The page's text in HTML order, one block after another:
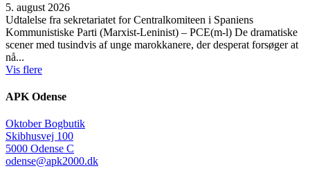
5. august 2026
Udtalelse fra sekretariatet for Centralkomiteen i Spaniens
Kommunistiske Parti (Marxist-Leninist) – PCE(m-l) De dramatiske
scener med tusindvis af unge marokkanere, der desperat forsøger at
nå...
Vis flere
APK Odense
Oktober Bogbutik
Skibhusvej 100
5000 Odense C
odense@apk2000.dk